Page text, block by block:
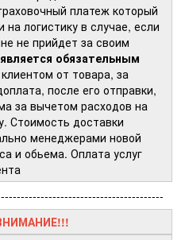
платеж который
логистику в случае, если
не прийдет за своим
обязательным
от товара, за
после его отправки,
за вычетом расходов на
Стоимость доставки
менеджерами новой
и обьема. Оплата услуг